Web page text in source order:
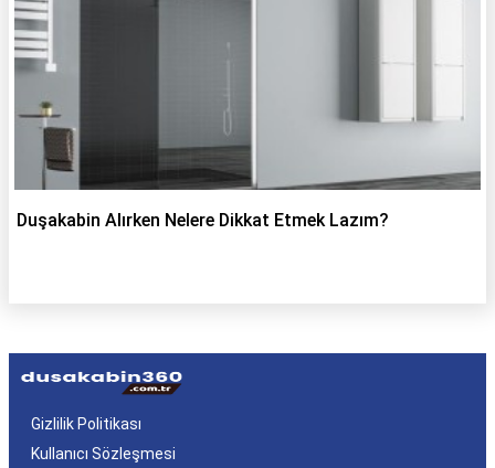
Duşakabin Alırken Nelere Dikkat Etmek Lazım?
Gizlilik Politikası
Kullanıcı Sözleşmesi